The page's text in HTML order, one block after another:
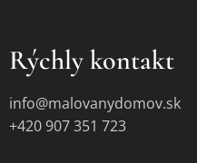
Rýchly kontakt
info@malovanydomov.sk
+420 907 351 723